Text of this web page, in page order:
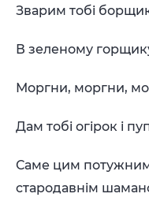
Зварим тобi
В зеленому
Моргни, моргни,
Дам тобi огiрок i
Саме цим
стародавнiм